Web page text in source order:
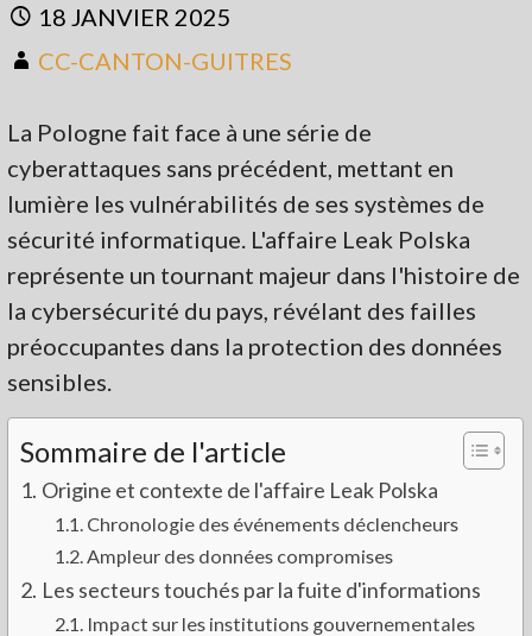
18 JANVIER 2025
CC-CANTON-GUITRES
La Pologne fait face à une série de
cyberattaques sans précédent, mettant en
lumière les vulnérabilités de ses systèmes de
sécurité informatique. L'affaire Leak Polska
représente un tournant majeur dans l'histoire de
la cybersécurité du pays, révélant des failles
préoccupantes dans la protection des données
sensibles.
Sommaire de l'article
Origine et contexte de l'affaire Leak Polska
Chronologie des événements déclencheurs
Ampleur des données compromises
Les secteurs touchés par la fuite d'informations
Impact sur les institutions gouvernementales